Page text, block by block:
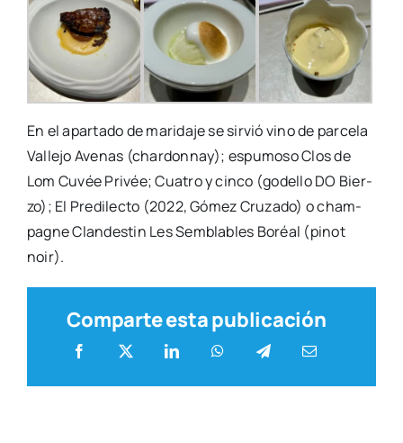
En el apar­ta­do de mari­da­je se sir­vió vino de par­ce­la
Valle­jo Ave­nas (char­don­nay); espu­mo­so Clos de
Lom Cuvée Pri­vée; Cua­tro y cin­co (gode­llo DO Bier­
zo); El Pre­di­lec­to (2022, Gómez Cru­za­do) o cham­
pag­ne Clan­des­tin Les Sem­bla­bles Boréal (pinot
noir).
Comparte esta publicación